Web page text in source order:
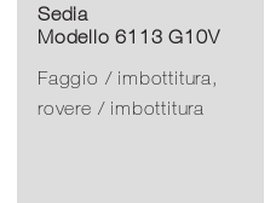
Sedia
Modello 6113 G10V
Faggio / imbottitura,
rovere / imbottitura